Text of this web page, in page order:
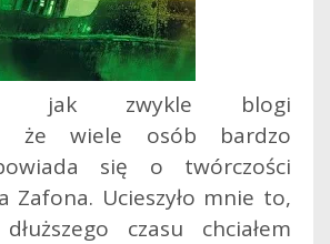
jak zwykle blogi
że wiele osób bardzo
się o twórczości
Zafona. Ucieszyło mnie to,
czasu chciałem